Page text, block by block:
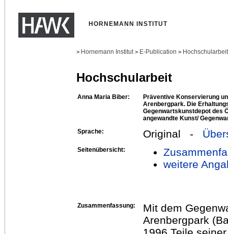
HORNEMANN INSTITUT
> Hornemann Institut > E-Publication >
Hochschularbeit
Anna Maria Biber:
Präventive Konservierung
Arenbergpark. Die
Gegenwartskunstdepot des
angewandte Kunst/
Sprache:
Original -
Seitenübersicht:
weitere
Zusammenfassung:
Mit dem
Arenbergpark